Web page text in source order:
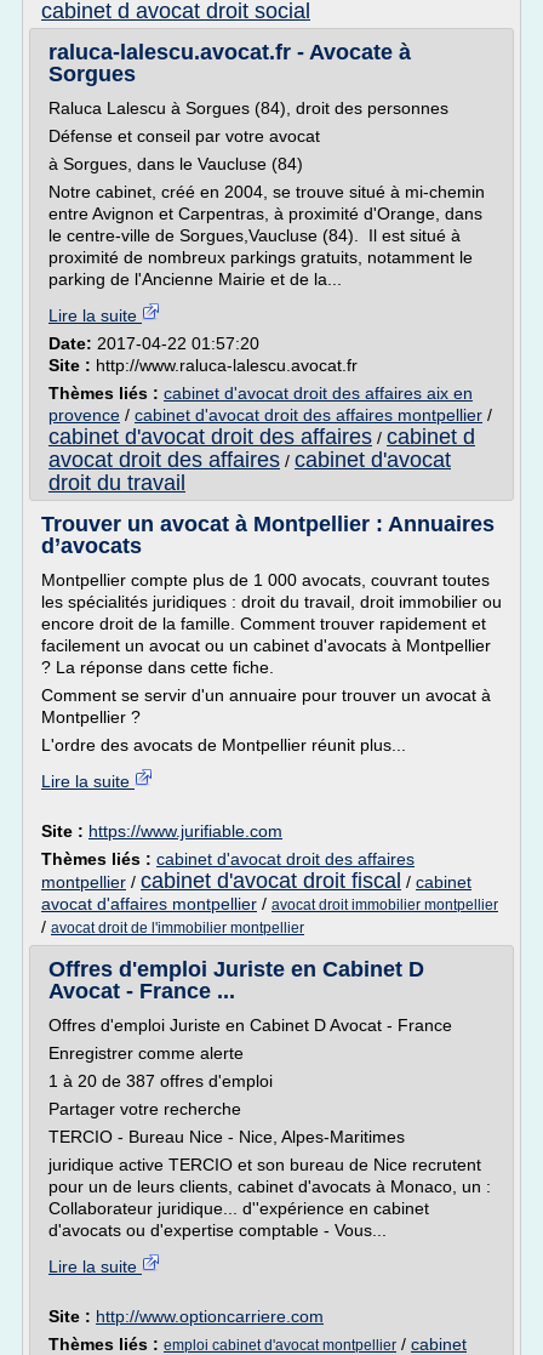
cabinet d avocat droit social
raluca-lalescu.avocat.fr - Avocate à
Sorgues
Raluca Lalescu à Sorgues (84), droit des personnes
Défense et conseil par votre avocat
à Sorgues, dans le Vaucluse (84)
Notre cabinet, créé en 2004, se trouve situé à mi-chemin
entre Avignon et Carpentras, à proximité d'Orange, dans
le centre-ville de Sorgues,Vaucluse (84). Il est situé à
proximité de nombreux parkings gratuits, notamment le
parking de l'Ancienne Mairie et de la...
Lire la suite
Date: 2017-04-22 01:57:20
Site : http://www.raluca-lalescu.avocat.fr
Thèmes liés : cabinet d'avocat droit des affaires aix en
provence / cabinet d'avocat droit des affaires montpellier /
cabinet d'avocat droit des affaires / cabinet d
avocat droit des affaires / cabinet d'avocat
droit du travail
Trouver un avocat à Montpellier : Annuaires
d’avocats
Montpellier compte plus de 1 000 avocats, couvrant toutes
les spécialités juridiques : droit du travail, droit immobilier ou
encore droit de la famille. Comment trouver rapidement et
facilement un avocat ou un cabinet d'avocats à Montpellier
? La réponse dans cette fiche.
Comment se servir d'un annuaire pour trouver un avocat à
Montpellier ?
L'ordre des avocats de Montpellier réunit plus...
Lire la suite
Site : https://www.jurifiable.com
Thèmes liés : cabinet d'avocat droit des affaires
montpellier / cabinet d'avocat droit fiscal / cabinet
avocat d'affaires montpellier / avocat droit immobilier montpellier
/ avocat droit de l'immobilier montpellier
Offres d'emploi Juriste en Cabinet D
Avocat - France ...
Offres d'emploi Juriste en Cabinet D Avocat - France
Enregistrer comme alerte
1 à 20 de 387 offres d'emploi
Partager votre recherche
TERCIO - Bureau Nice - Nice, Alpes-Maritimes
juridique active TERCIO et son bureau de Nice recrutent
pour un de leurs clients, cabinet d'avocats à Monaco, un :
Collaborateur juridique... d''expérience en cabinet
d'avocats ou d'expertise comptable - Vous...
Lire la suite
Site : http://www.optioncarriere.com
Thèmes liés : emploi cabinet d'avocat montpellier / cabinet